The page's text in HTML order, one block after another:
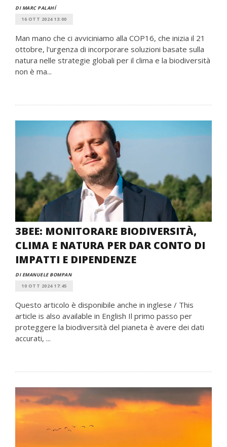
DI MARC PALAHÍ
16 OTT 2024 13:00
Man mano che ci avviciniamo alla COP16, che inizia il 21
ottobre, l'urgenza di incorporare soluzioni basate sulla
natura nelle strategie globali per il clima e la biodiversità
non è ma...
3BEE: MONITORARE BIODIVERSITÀ,
CLIMA E NATURA PER DAR CONTO DI
IMPATTI E DIPENDENZE
DI EMANUELE BOMPAN
10 OTT 2024 17:45
Questo articolo è disponibile anche in inglese / This
article is also available in English Il primo passo per
proteggere la biodiversità del pianeta è avere dei dati
accurati, ...